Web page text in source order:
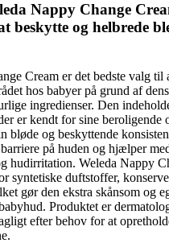
Nappy Change
beskytte og helbrede
Cream er det bedste valg til
hos babyer på grund af
ingredienser. Den
er kendt for sine beroligende
bløde og beskyttende
på huden og hjælper
hudirritation. Weleda Nappy
syntetiske duftstoffer,
gør den ekstra skånsom og
Produktet er
efter behov for at